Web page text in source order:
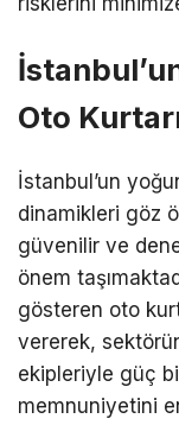
Oto
İstanbul’un
dinamikleri göz
güvenilir ve
önem
gösteren oto
vererek,
ekipleriyle güç
memnuniyetini